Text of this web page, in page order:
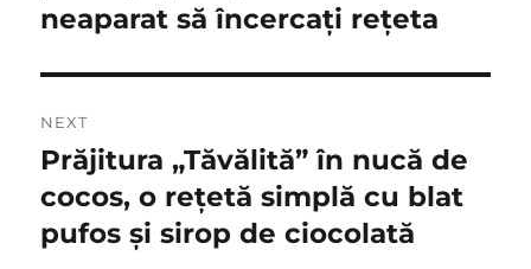
neaparat să încercați rețeta
NEXT
Next
post:
Prăjitura „Tăvălită” în nucă de
cocos, o rețetă simplă cu blat
pufos și sirop de ciocolată